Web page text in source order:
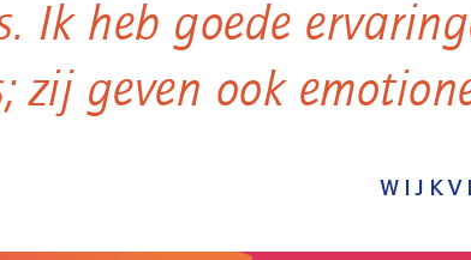
Ik heb goede
zij geven ook